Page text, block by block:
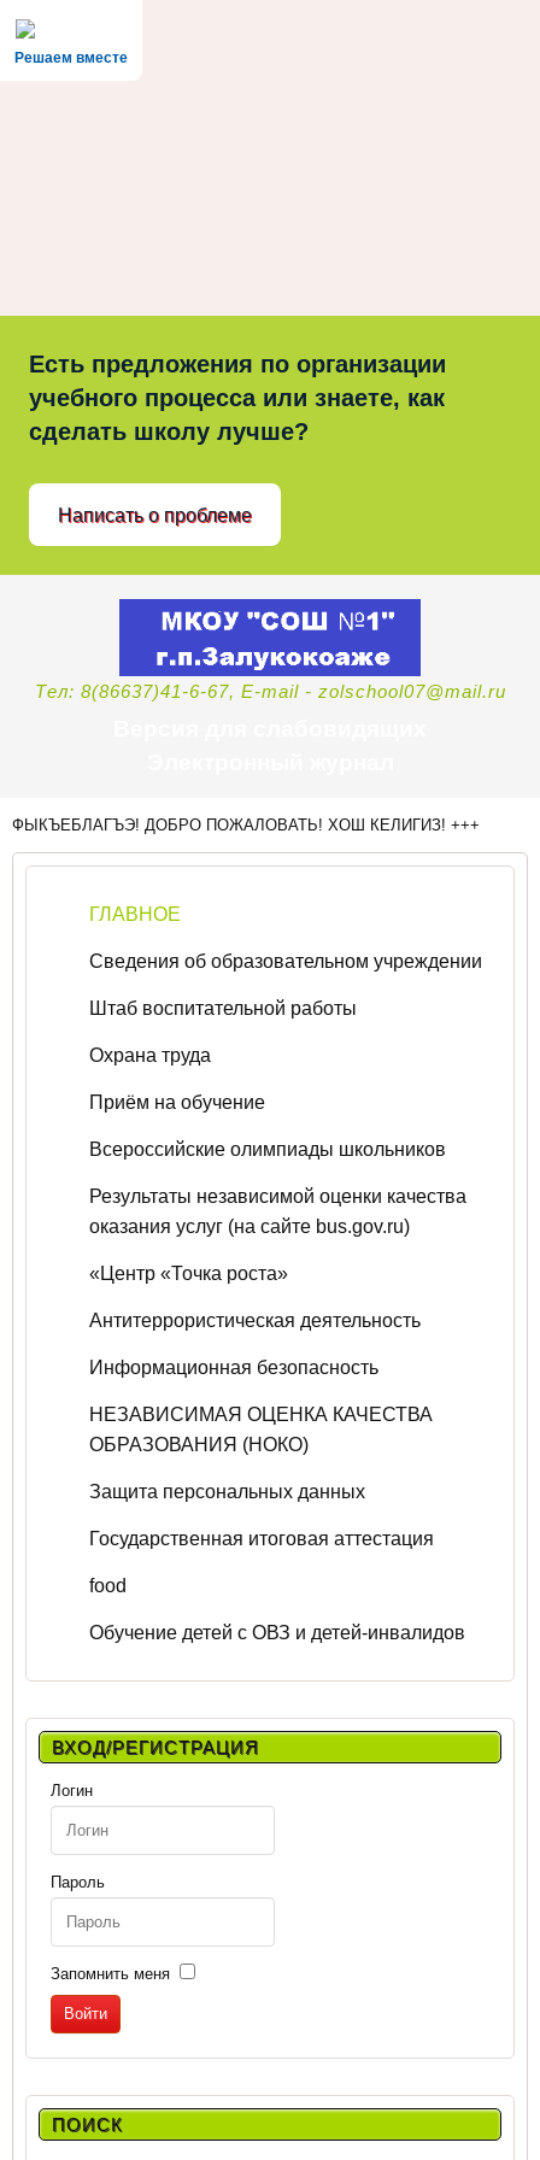
Решаем вместе
Есть предложения по организации
учебного процесса или знаете, как
сделать школу лучше?
Написать о проблеме
Тел: 8(86637)41-6-67, E-mail - zolschool07@mail.ru
ФЫКЪЕБЛАГЪЭ! ДОБРО ПОЖАЛОВАТЬ! ХОШ КЕЛИГИЗ! +++
ГЛАВНОЕ
Сведения об образовательном учреждении
Штаб воспитательной работы
Охрана труда
Приём на обучение
Всероссийские олимпиады школьников
Результаты независимой оценки качества
оказания услуг (на сайте bus.gov.ru)
«Центр «Точка роста»
Антитеррористическая деятельность
Информационная безопасность
НЕЗАВИСИМАЯ ОЦЕНКА КАЧЕСТВА
ОБРАЗОВАНИЯ (НОКО)
Защита персональных данных
Государственная итоговая аттестация
food
Обучение детей с ОВЗ и детей-инвалидов
ВХОД/РЕГИСТРАЦИЯ
Логин
Пароль
Запомнить меня
ПОИСК